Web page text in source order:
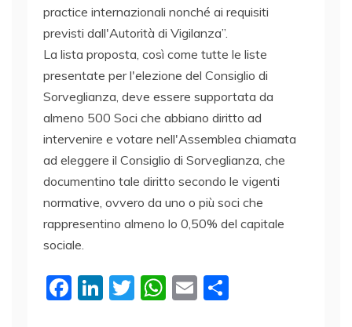
practice internazionali nonché ai requisiti
previsti dall'Autorità di Vigilanza”.
La lista proposta, così come tutte le liste
presentate per l'elezione del Consiglio di
Sorveglianza, deve essere supportata da
almeno 500 Soci che abbiano diritto ad
intervenire e votare nell'Assemblea chiamata
ad eleggere il Consiglio di Sorveglianza, che
documentino tale diritto secondo le vigenti
normative, ovvero da uno o più soci che
rappresentino almeno lo 0,50% del capitale
sociale.
F
Li T
W E